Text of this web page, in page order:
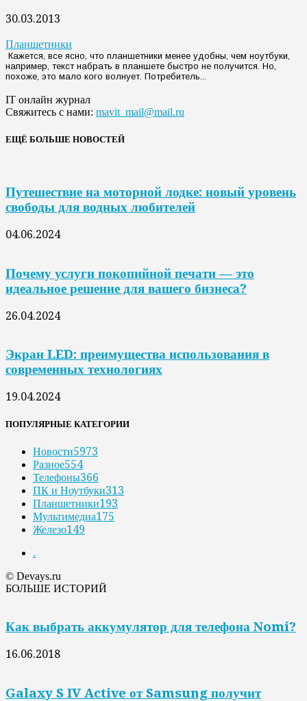
30.03.2013
Планшетники
Кажется, все ясно, что планшетники менее удобны, чем ноутбуки,
например, текст набрать в планшете быстро не получится. Но,
похоже, это мало кого волнует. Потребитель...
IT онлайн журнал
Свяжитесь с нами: mavit_mail@mail.ru
ЕЩЁ БОЛЬШЕ НОВОСТЕЙ
Путешествие на моторной лодке: новый уровень
свободы для водных любителей
04.06.2024
Почему услуги покопийной печати — это
идеальное решение для вашего бизнеса?
26.04.2024
Экран LED: преимущества использования в
современных технологиях
19.04.2024
ПОПУЛЯРНЫЕ КАТЕГОРИИ
Новости5973
Разное554
Телефоны366
ПК и Ноутбуки313
Планшетники193
Мультимедиа175
Железо149
.
© Devays.ru
БОЛЬШЕ ИСТОРИЙ
Как выбрать аккумулятор для телефона Nomi?
16.06.2018
Galaxy S IV Active от Samsung получит